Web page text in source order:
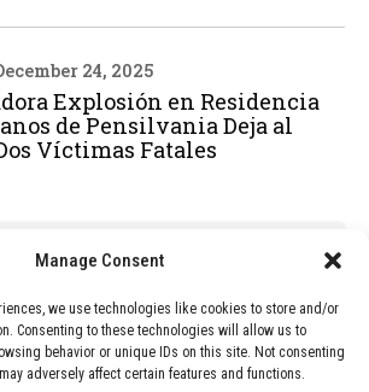
Manage Consent
we use technologies like cookies to store and/or
Consenting to these technologies will allow us to
behavior or unique IDs on this site. Not consenting
adversely affect certain features and functions.
24, 2025
Explosión en Residencia
de Pensilvania Deja al
Víctimas Fatales